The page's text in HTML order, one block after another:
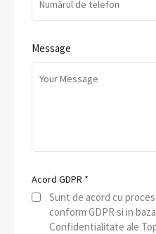
Message
Acord GDPR *
Sunt de acord cu
conform GDPR si in
Confidentialitate ale